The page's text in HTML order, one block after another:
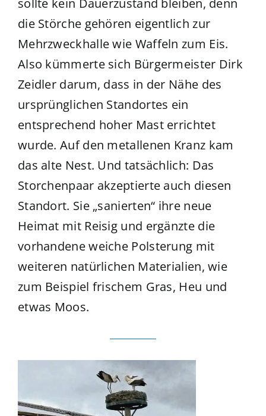
sollte kein Dauerzustand bleiben, denn
die Störche gehören eigentlich zur
Mehrzweckhalle wie Waffeln zum Eis.
Also kümmerte sich Bürgermeister Dirk
Zeidler darum, dass in der Nähe des
ursprünglichen Standortes ein
entsprechend hoher Mast errichtet
wurde. Auf den metallenen Kranz kam
das alte Nest. Und tatsächlich: Das
Storchenpaar akzeptierte auch diesen
Standort. Sie „sanierten“ ihre neue
Heimat mit Reisig und ergänzte die
vorhandene weiche Polsterung mit
weiteren natürlichen Materialien, wie
zum Beispiel frischem Gras, Heu und
etwas Moos.